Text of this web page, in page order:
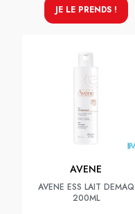
JE LE PRENDS !
AVENE
AVENE ESS LAIT DEMAQ
200ML